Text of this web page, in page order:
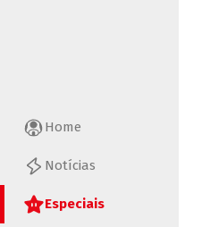
Home
Notícias
Especiais